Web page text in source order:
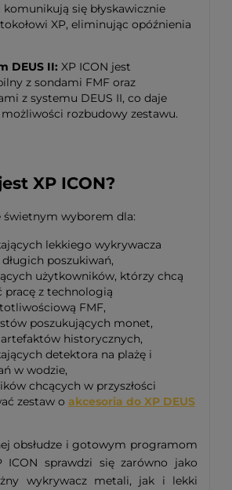
komunikują się błyskawicznie
XP, eliminując opóźnienia
DEUS II: XP ICON jest
z sondami FMF oraz
z systemu DEUS II, co daje
rozbudowy zestawu.
XP ICON?
świetnym wyborem dla:
lekkiego wykrywacza
poszukiwań,
użytkowników, którzy chcą
pracę z technologią
FMF,
poszukujących monet,
historycznych,
detektora na plażę i
w wodzie,
chcących w przyszłości
zestaw o akcesoria do XP DEUS
obsłudze i gotowym programom
ICON sprawdzi się zarówno jako
wykrywacz metali, jak i lekki